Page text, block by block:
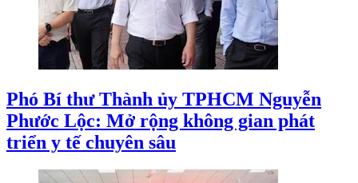
Phó Bí thư Thành ủy TPHCM Nguyễn
Phước Lộc: Mở rộng không gian phát
triển y tế chuyên sâu